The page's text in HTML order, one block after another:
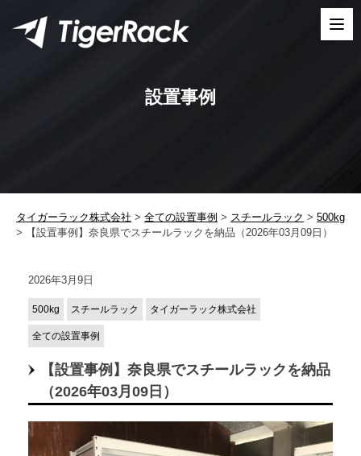
content
設置事例
タイガーラック株式会社 > 全ての設置事例 > スチールラック > 500kg
>
【設置事例】奈良県でスチールラックを納品（2026年03月09日）
2026年3月9日
500kg スチールラック タイガーラック株式会社
全ての設置事例
【設置事例】奈良県でスチールラックを納品
（2026年03月09日）